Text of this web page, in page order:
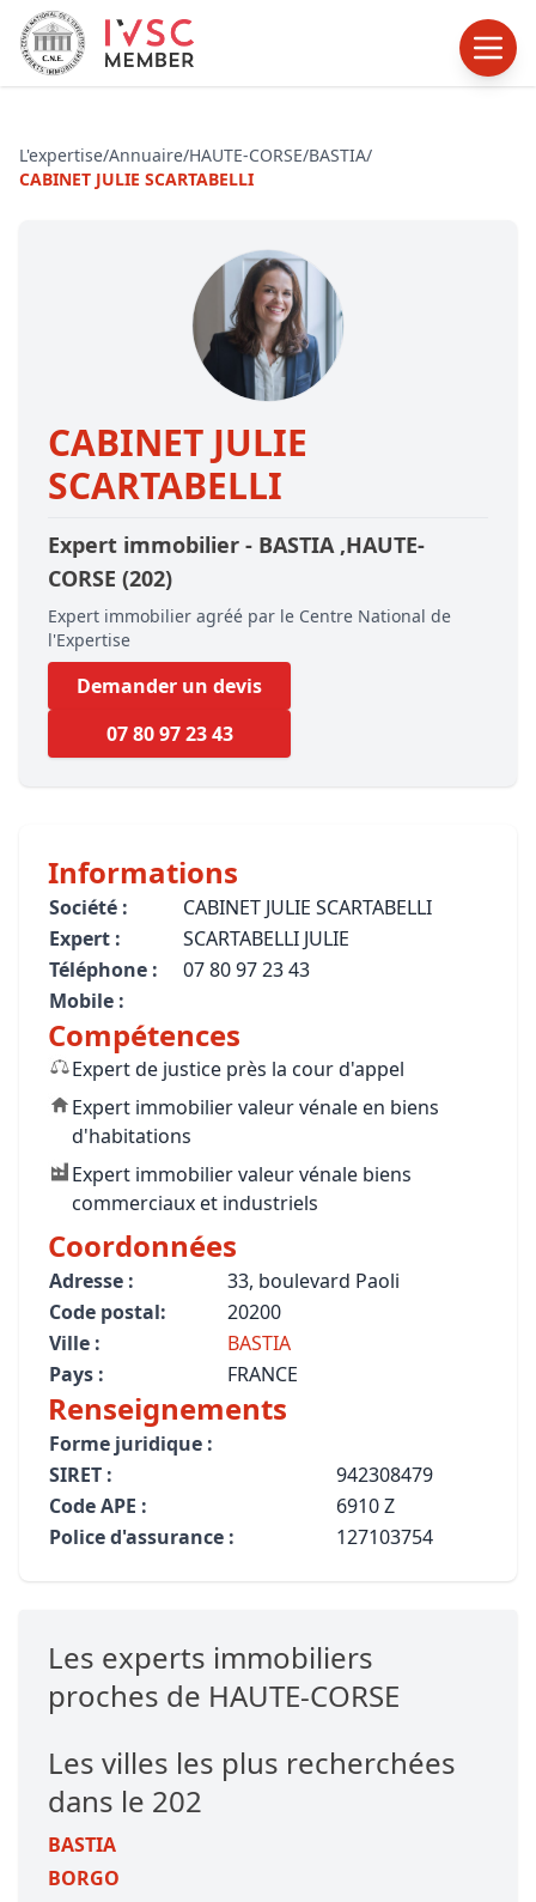
L'expertise/Annuaire/HAUTE-CORSE/BASTIA/
CABINET JULIE SCARTABELLI
CABINET JULIE
SCARTABELLI
Expert immobilier - BASTIA,HAUTE-
CORSE (202)
Expert immobilier agréé par le Centre National de
l'Expertise
Demander un devis
07 80 97 23 43
Informations
Société :
CABINET JULIE SCARTABELLI
Expert :
SCARTABELLI JULIE
Téléphone :
07 80 97 23 43
Mobile :
Compétences
Expert de justice près la cour d'appel
Expert immobilier valeur vénale en biens
d'habitations
Expert immobilier valeur vénale biens
commerciaux et industriels
Coordonnées
Adresse :
33, boulevard Paoli
Code postal:
20200
Ville :
BASTIA
Pays :
FRANCE
Renseignements
Forme juridique :
SIRET :
942308479
Code APE :
6910 Z
Police d'assurance :
127103754
Les experts immobiliers
proches de HAUTE-CORSE
Les villes les plus recherchées
dans le 202
BASTIA
BORGO